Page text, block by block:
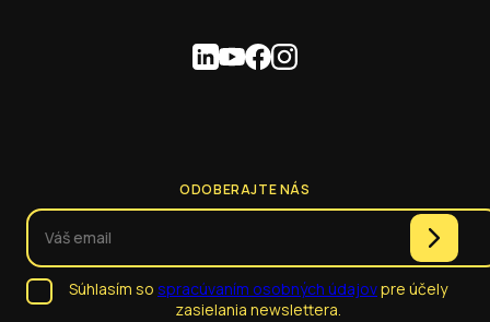
ODOBERAJTE NÁS
Súhlasím so spracúvaním osobných údajovpre účely
zasielania newslettera.